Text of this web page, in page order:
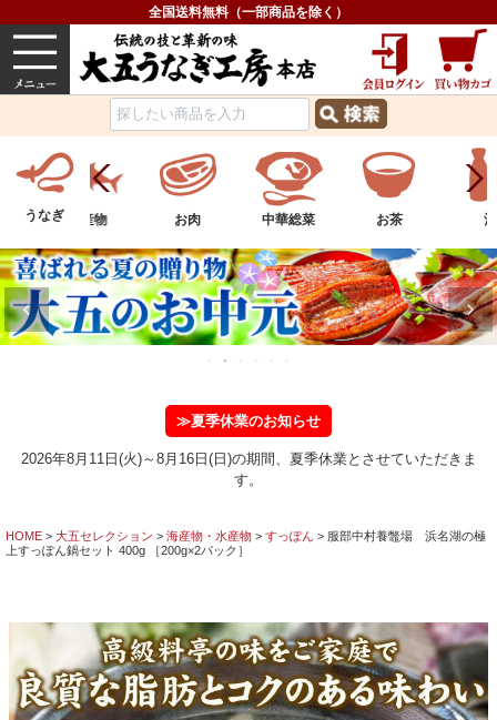
全国送料無料（一部商品を除く）
うなぎ 内祝い グルメ
うなぎ 水産物 お肉 中華総菜 お茶 酒
≫夏季休業のお知らせ
2026年8月11日(火)～8月16日(日)の期間、夏季休業とさせていただきま
す。
HOME 大五セレクション 海産物・水産物 すっぽん
服部中村養鼈場 浜名湖の極
上すっぽん鍋セット 400g ［200g×2パック］